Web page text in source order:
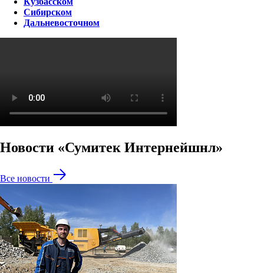
Сибирском
Дальневосточном
Новости «Сумитек Интернейшнл»
Все новости